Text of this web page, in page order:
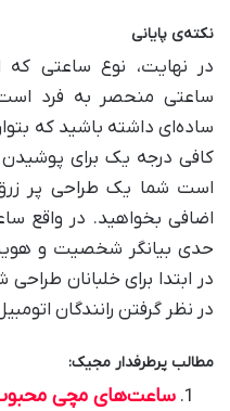
نکته‌ی پایانی
در نهایت، نوع ساعتی
ساعتی منحصر به فرد
ساده‌ای داشته باشید که
کافی درجه یک برای
است شما یک طراحی پر زرق
اضافی بخواهید. در واقع
حدی بیانگر شخصیت و
در ابتدا برای خلبانان
در نظر گرفتن رانندگان
مطالب پرطرفدار مجیک:
ساعت‌های مچی محبوب